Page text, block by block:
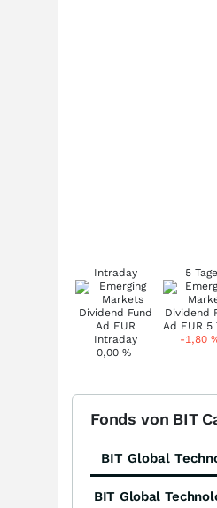
Intraday
0,00 %
5 Tage
-1,80
Fonds von BIT
BIT Global
BIT Global